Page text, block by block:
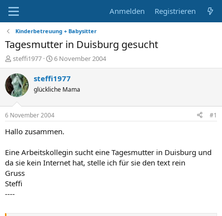
Anmelden Registrieren
Kinderbetreuung + Babysitter
Tagesmutter in Duisburg gesucht
E
r
s
t
e
l
e
r
steffi1977
E
r
s
t
e
l
t
a
6 November 2004
steffi1977
glückliche Mama
6 November 2004 #1
Hallo zusammen.
Eine Arbeitskollegin sucht eine Tagesmutter in Duisburg und
da sie kein Internet hat, stelle ich für sie den text rein
Gruss
Steffi
----